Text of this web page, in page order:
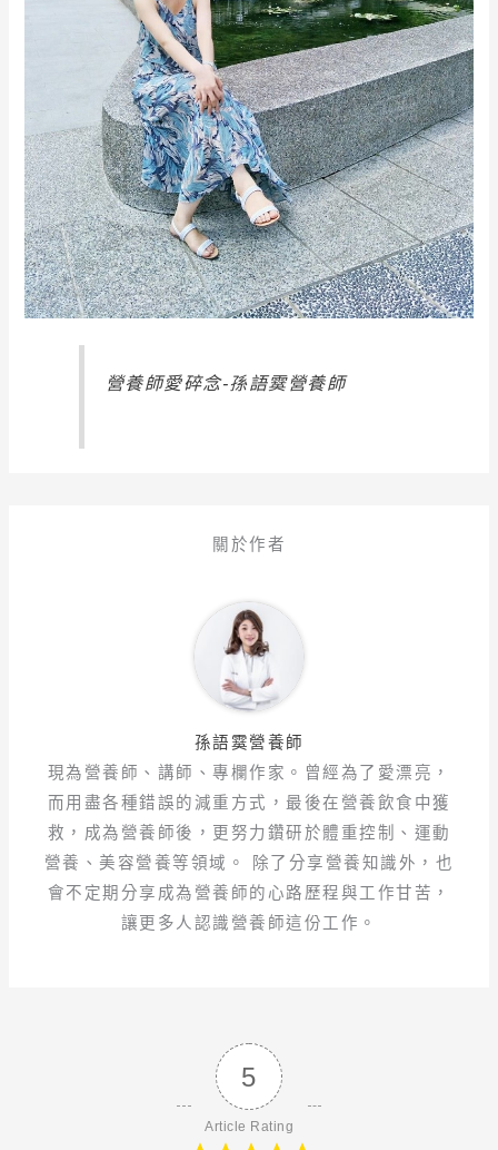
營養師愛碎念-孫語霙營養師
關於作者
孫語霙營養師
現為營養師、講師、專欄作家。曾經為了愛漂亮，
而用盡各種錯誤的減重方式，最後在營養飲食中獲
救，成為營養師後，更努力鑽研於體重控制、運動
營養、美容營養等領域。 除了分享營養知識外，也
會不定期分享成為營養師的心路歷程與工作甘苦，
讓更多人認識營養師這份工作。
5
Article Rating